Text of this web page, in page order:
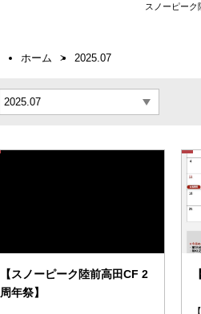
スノーピーク
ホーム 2025.07
【スノーピーク陸前高田CF 2
周年祭】